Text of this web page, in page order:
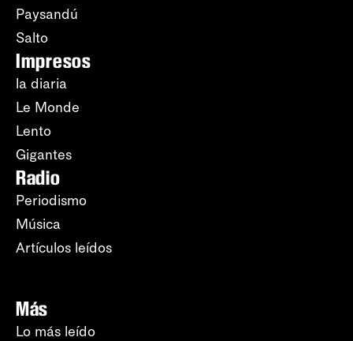
Paysandú
Salto
Impresos
la diaria
Le Monde
Lento
Gigantes
Radio
Periodismo
Música
Artículos leídos
Más
Lo más leído